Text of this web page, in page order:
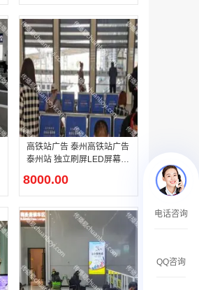
香港签名广告有轨双层巴士车身广告
￥27600.00
￥27700.00
高铁站广告 泰州高铁站广告
泰州站 独立刷屏LED屏幕广
8000.00
电话咨询
QQ咨询